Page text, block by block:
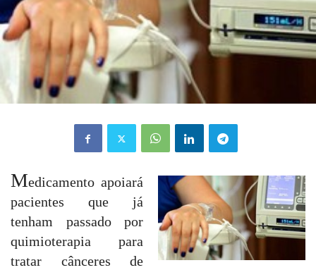
Medicamento apoiará
pacientes que já
tenham passado por
quimioterapia para
tratar cânceres de